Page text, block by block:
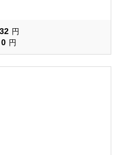
円
0 円